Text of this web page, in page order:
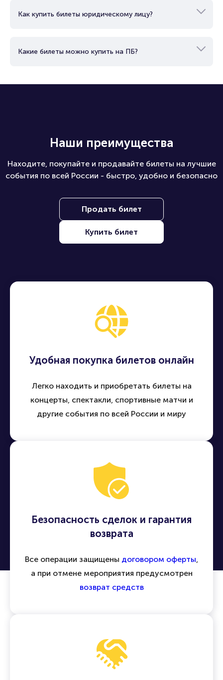
Как купить билеты юридическому лицу?
Какие билеты можно купить на ПБ?
Наши преимущества
Находите, покупайте и продавайте билеты на лучшие
события по всей России - быстро, удобно и безопасно
Продать билет
Купить билет
Удобная покупка билетов онлайн
Легко находить и приобретать билеты на
концерты, спектакли, спортивные матчи и
другие события по всей России и миру
Безопасность сделок и гарантия
возврата
Все операции защищены договором оферты,
а при отмене мероприятия предусмотрен
возврат средств